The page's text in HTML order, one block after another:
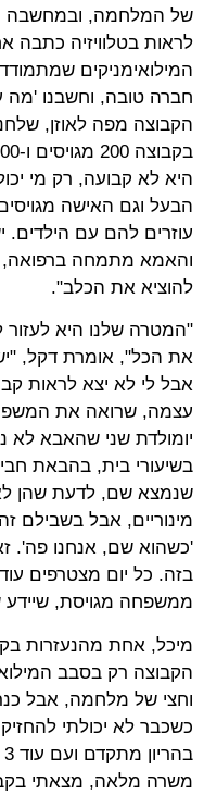
של המלחמה, ובמחשבה
לראות בטלוויזיה כתבה
המילואימניקים
חברה טובה, וחשבנו
הקבוצה מפה לאוזן,
היא לא קבועה, רק מי
הבעל וגם האישה
עוזרים להם עם
והאמא מתמחה ברפואה,
להוציא את הכלב".
"המטרה שלנו היא לעזור
את הכל", אומרת דקל, "יש
אבל לי לא יצא לראות
עצמה, שרואה את
יומולדת שני שהאבא לא
בשיעורי בית, בהבאת
שנמצא שם, לדעת שהן
מינוריים, אבל בשבילם
'כשהוא שם, אנחנו פה'.
בזה. כל יום מצטרפים
ממשפחה מגויסת, שיידע
מיכל, אחת מהנעזרות
הקבוצה רק בסבב
וחצי של מלחמה, אבל
כשכבר לא יכולתי
משרה מלאה, מצאתי